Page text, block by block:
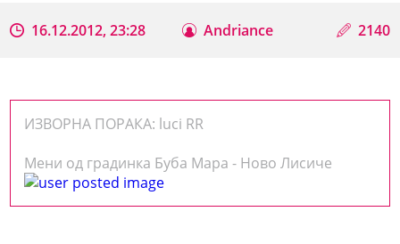
16.12.2012, 23:28 Andriance 2140
ИЗВОРНА ПОРАКА: luci RR
Мени од градинка Буба Мара - Ново Лисиче